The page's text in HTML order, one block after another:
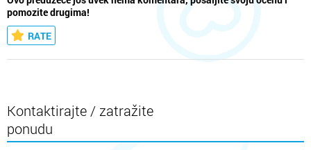
pomozite drugima!
RATE
Kontaktirajte / zatražite
ponudu